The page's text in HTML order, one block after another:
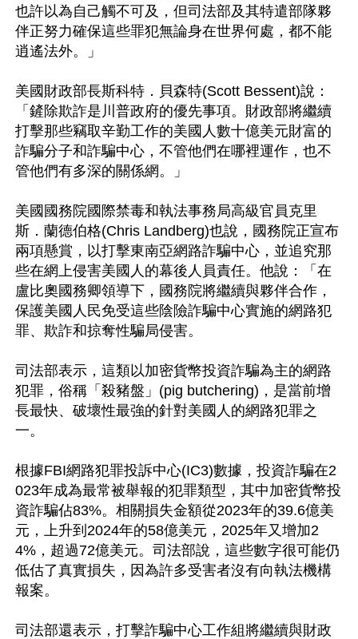
也許以為自己觸不可及，但司法部及其特遣部隊夥
伴正努力確保這些罪犯無論身在世界何處，都不能
逍遙法外。」
美國財政部長斯科特．貝森特(Scott Bessent)說：
「鏟除欺詐是川普政府的優先事項。財政部將繼續
打擊那些竊取辛勤工作的美國人數十億美元財富的
詐騙分子和詐騙中心，不管他們在哪裡運作，也不
管他們有多深的關係網。」
美國國務院國際禁毒和執法事務局高級官員克里
斯．蘭德伯格(Chris Landberg)也說，國務院正宣布
兩項懸賞，以打擊東南亞網路詐騙中心，並追究那
些在網上侵害美國人的幕後人員責任。他說：「在
盧比奧國務卿領導下，國務院將繼續與夥伴合作，
保護美國人民免受這些陰險詐騙中心實施的網路犯
罪、欺詐和掠奪性騙局侵害。
司法部表示，這類以加密貨幣投資詐騙為主的網路
犯罪，俗稱「殺豬盤」(pig butchering)，是當前增
長最快、破壞性最強的針對美國人的網路犯罪之
一。
根據FBI網路犯罪投訴中心(IC3)數據，投資詐騙在2
023年成為最常被舉報的犯罪類型，其中加密貨幣投
資詐騙佔83%。相關損失金額從2023年的39.6億美
元，上升到2024年的58億美元，2025年又增加2
4%，超過72億美元。司法部說，這些數字很可能仍
低估了真實損失，因為許多受害者沒有向執法機構
報案。
司法部還表示，打擊詐騙中心工作組將繼續與財政